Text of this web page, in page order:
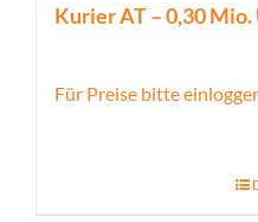
Kurier AT – 0,30
Für Preise bitte